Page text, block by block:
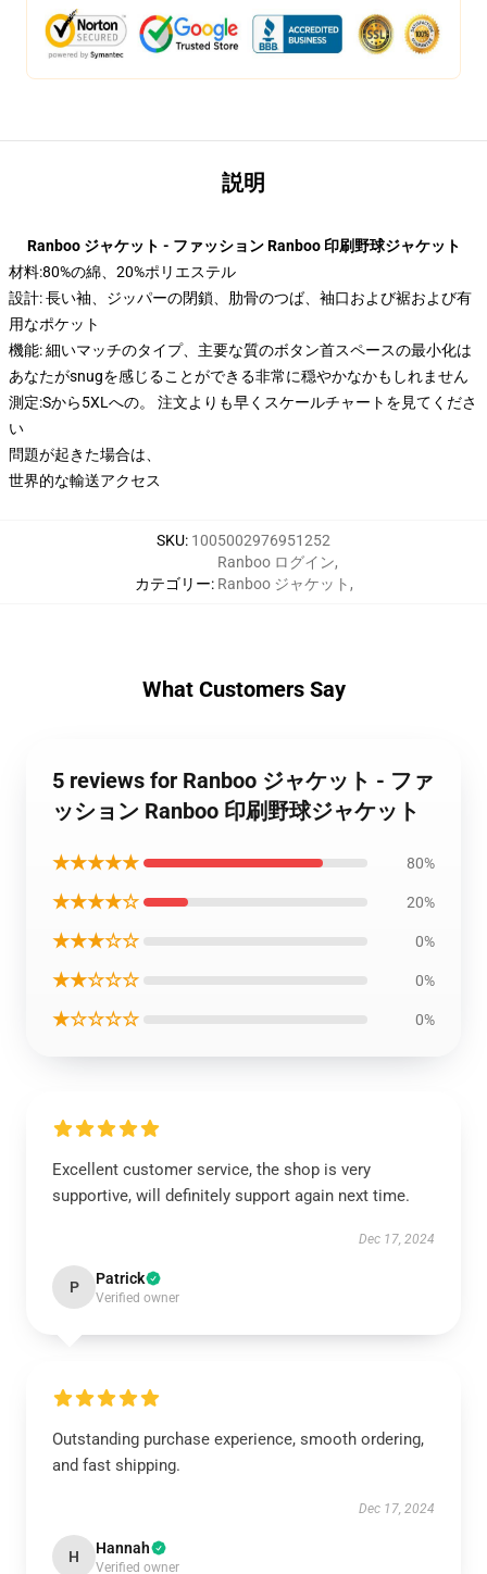
説明
Ranboo ジャケット - ファッション Ranboo 印刷野球ジャケット
材料:80%の綿、20%ポリエステル
設計: 長い袖、ジッパーの閉鎖、肋骨のつば、袖口および裾および有
用なポケット
機能: 細いマッチのタイプ、主要な質のボタン首スペースの最小化は
あなたがsnugを感じることができる非常に穏やかなかもしれません
測定:Sから5XLへの。 注文よりも早くスケールチャートを見てくださ
い
問題が起きた場合は、
世界的な輸送アクセス
SKU: 1005002976951252
カテゴリー:
Ranboo ログイン,
Ranboo ジャケット ,
What Customers Say
5 reviews for Ranboo ジャケット - ファ
ッション Ranboo 印刷野球ジャケット
★★★★★ 80%
★★★★☆ 20%
★★★☆☆ 0%
★★☆☆☆ 0%
★☆☆☆☆ 0%
Excellent customer service, the shop is very
supportive, will definitely support again next time.
Dec 17, 2024
P Patrick
Verified owner
Outstanding purchase experience, smooth ordering,
and fast shipping.
Dec 17, 2024
H Hannah
Verified owner